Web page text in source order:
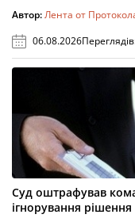
Автор:Лента от
06.08.2026
Суд оштрафував
ігнорування